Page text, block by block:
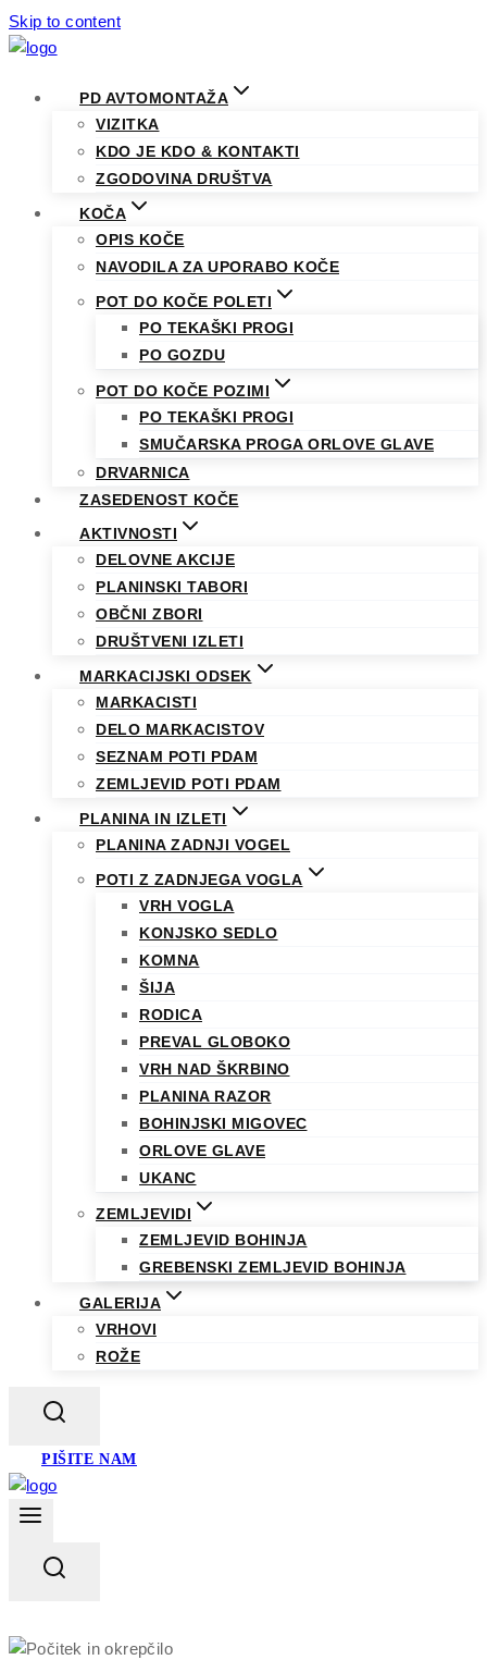
Skip to content
PD AVTOMONTAŽA
VIZITKA
KDO JE KDO & KONTAKTI
ZGODOVINA DRUŠTVA
KOČA
OPIS KOČE
NAVODILA ZA UPORABO KOČE
POT DO KOČE POLETI
PO TEKAŠKI PROGI
PO GOZDU
POT DO KOČE POZIMI
PO TEKAŠKI PROGI
SMUČARSKA PROGA ORLOVE GLAVE
DRVARNICA
ZASEDENOST KOČE
AKTIVNOSTI
DELOVNE AKCIJE
PLANINSKI TABORI
OBČNI ZBORI
DRUŠTVENI IZLETI
MARKACIJSKI ODSEK
MARKACISTI
DELO MARKACISTOV
SEZNAM POTI PDAM
ZEMLJEVID POTI PDAM
PLANINA IN IZLETI
PLANINA ZADNJI VOGEL
POTI Z ZADNJEGA VOGLA
VRH VOGLA
KONJSKO SEDLO
KOMNA
ŠIJA
RODICA
PREVAL GLOBOKO
VRH NAD ŠKRBINO
PLANINA RAZOR
BOHINJSKI MIGOVEC
ORLOVE GLAVE
UKANC
ZEMLJEVIDI
ZEMLJEVID BOHINJA
GREBENSKI ZEMLJEVID BOHINJA
GALERIJA
VRHOVI
ROŽE
PIŠITE NAM